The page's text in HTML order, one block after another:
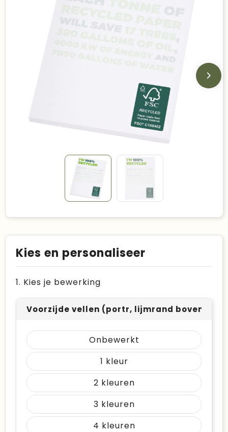
Made in Europe
Recycled
Bestsellers
Kies en personaliseer
1. Kies je bewerking
Voorzijde vellen (portr, lijmrand boven)
Onbewerkt
1
2
3
4